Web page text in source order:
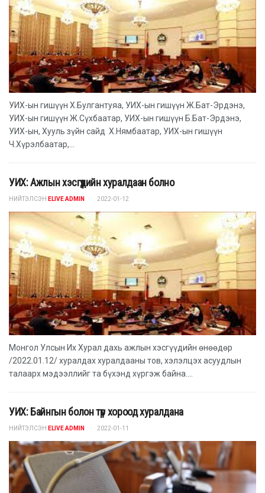
УИХ-ын гишүүн Х.Булгантуяа, УИХ-ын гишүүн Ж.Бат-Эрдэнэ,
УИХ-ын гишүүн Ж.Сүхбаатар, УИХ-ын гишүүн Б.Бат-Эрдэнэ,
УИХ-ын, Хууль зүйн сайд Х.Нямбаатар, УИХ-ын гишүүн
Ч.Хүрэлбаатар,...
УИХ: Ажлын хэсгүүдийн хуралдаан болно
НИЙТЭЛСЭН ELIVE ADMIN 2022-01-12
Монгол Улсын Их Хурал дахь ажлын хэсгүүдийн өнөөдөр
/2022.01.12/ хуралдах хуралдааны тов, хэлэлцэх асуудлын
талаарх мэдээллийг та бүхэнд хүргэж байна....
УИХ: Байнгын болон түр хороод хуралдана
НИЙТЭЛСЭН ELIVE ADMIN 2022-01-11